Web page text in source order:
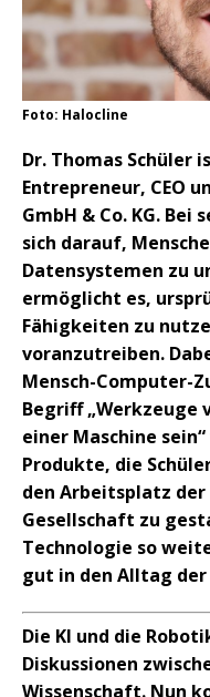
Foto: Halocline
Dr. Thomas Schüler
Entrepreneur, CEO
GmbH & Co. KG.
sich darauf,
Datensystemen zu
ermöglicht es,
Fähigkeiten zu
voranzutreiben.
Mensch-Computer-
Begriff „Werkzeuge
einer Maschine
Produkte, die
den Arbeitsplatz
Gesellschaft zu
Technologie so
gut in den Alltag
Die KI und die
Diskussionen
Wissenschaft. Nun